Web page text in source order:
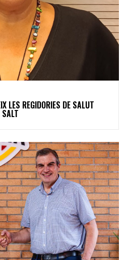
LES REGIDORIES DE SALUT